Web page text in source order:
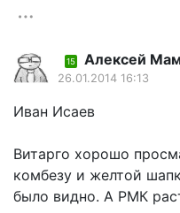
15 Алексей
26.01.2014 16:13
Иван Исаев
Витарго хорошо
комбезу и желтой
было видно. А РМК